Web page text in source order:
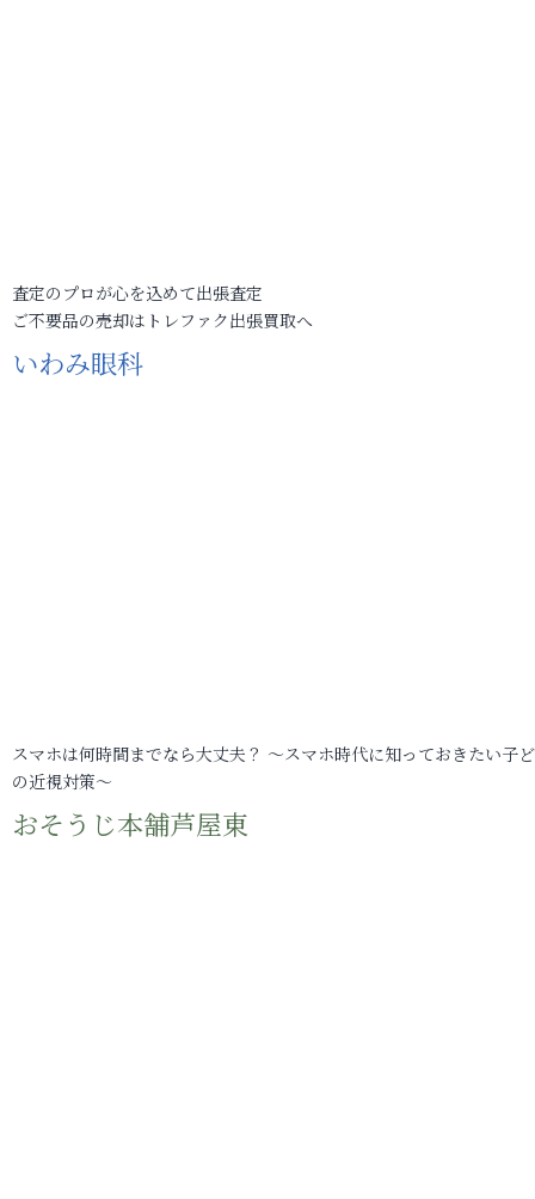
査定のプロが心を込めて出張査定
ご不要品の売却はトレファク出張買取へ
いわみ眼科
スマホは何時間までなら大丈夫？ ～スマホ時代に知っておきたい子
の近視対策～
おそうじ本舗芦屋東